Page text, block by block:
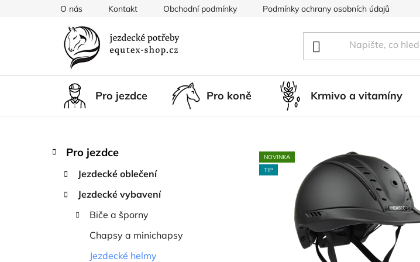
O nás Kontakt Obchodní podmínky Podmínky ochrany osobních údajů
Pro jezdce Pro koně Krmivo a vitamíny
PPřeskočit
kategorie
K
a
Pro jezdce
Jezdecké oblečení
Jezdecké vybavení
Biče a šporny
Chapsy a minichapsy
Jezdecké helmy
NOVINKA
TIP